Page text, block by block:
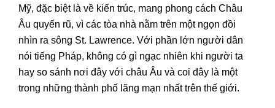
Mỹ, đặc biệt là về kiến trúc, mang phong cách Châu
Âu quyến rũ, vì các tòa nhà nằm trên một ngọn đồi
nhìn ra sông St. Lawrence. Với phần lớn người dân
nói tiếng Pháp, không có gì ngạc nhiên khi người ta
hay so sánh nơi đây với châu Âu và coi đây là một
trong những thành phố lãng mạn nhất trên thế giới.